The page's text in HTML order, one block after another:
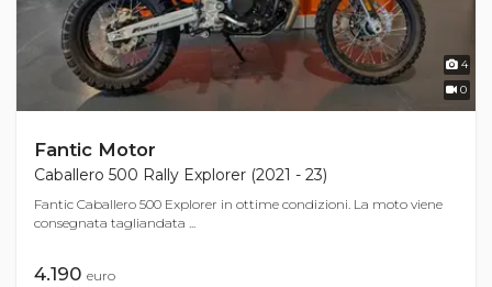
4
0
Fantic Motor
Caballero 500 Rally Explorer (2021 - 23)
Fantic Caballero 500 Explorer in ottime condizioni. La moto viene
consegnata tagliandata ...
4.190 euro